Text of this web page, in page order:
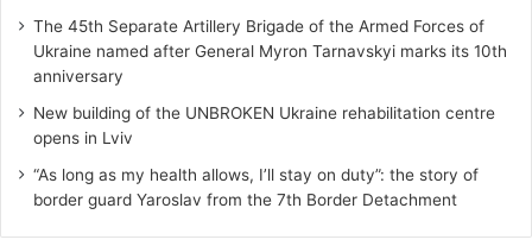
The 45th Separate Artillery Brigade of the Armed Forces of
Ukraine named after General Myron Tarnavskyi marks its 10th
anniversary
New building of the UNBROKEN Ukraine rehabilitation centre
opens in Lviv
“As long as my health allows, I’ll stay on duty”: the story of
border guard Yaroslav from the 7th Border Detachment